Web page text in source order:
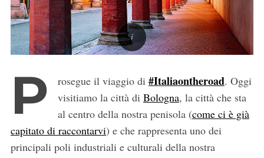
P rosegue il viaggio di #Italiaontheroad. Oggi
visitiamo la città di Bologna, la città che sta
al centro della nostra penisola (come ci è già
capitato di raccontarvi) e che rappresenta uno dei
principali poli industriali e culturali della nostra